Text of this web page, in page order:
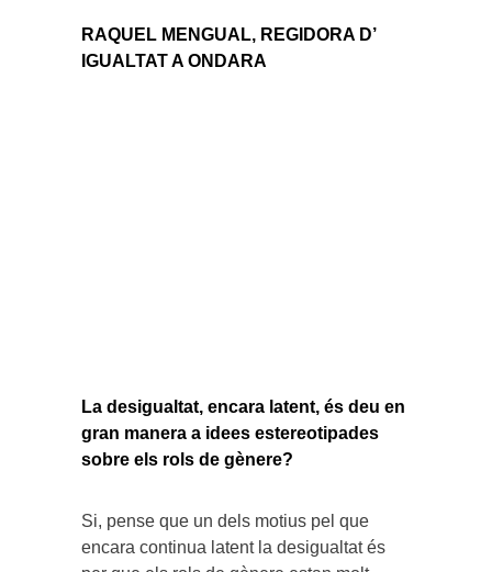
RAQUEL MENGUAL, REGIDORA D’
IGUALTAT A ONDARA
La desigualtat, encara latent, és deu en
gran manera a idees estereotipades
sobre els rols de gènere?
Si, pense que un dels motius pel que
encara continua latent la desigualtat és